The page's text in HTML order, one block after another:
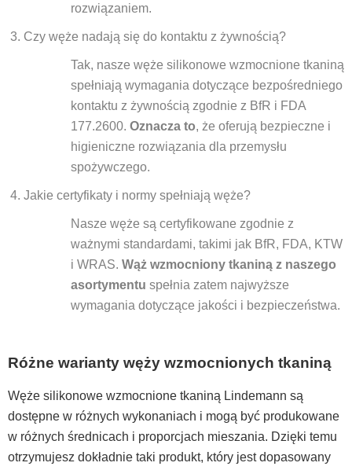
rozwiązaniem.
Czy węże nadają się do kontaktu z żywnością?
Tak, nasze węże silikonowe wzmocnione tkaniną
spełniają wymagania dotyczące bezpośredniego
kontaktu z żywnością zgodnie z BfR i FDA
177.2600. Oznacza to, że oferują bezpieczne i
higieniczne rozwiązania dla przemysłu
spożywczego.
Jakie certyfikaty i normy spełniają węże?
Nasze węże są certyfikowane zgodnie z
ważnymi standardami, takimi jak BfR, FDA, KTW
i WRAS. Wąż wzmocniony tkaniną z naszego
asortymentu spełnia zatem najwyższe
wymagania dotyczące jakości i bezpieczeństwa.
Różne warianty węży wzmocnionych tkaniną
Węże silikonowe wzmocnione tkaniną Lindemann są
dostępne w różnych wykonaniach i mogą być produkowane
w różnych średnicach i proporcjach mieszania. Dzięki temu
otrzymujesz dokładnie taki produkt, który jest dopasowany